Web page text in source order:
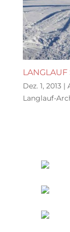
Dez. 1, 2013|
Langlauf-